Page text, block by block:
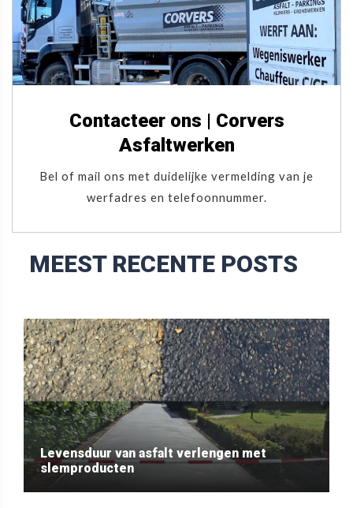
Contacteer ons | Corvers
Asfaltwerken
Bel of mail ons met duidelijke vermelding van je
werfadres en telefoonnummer.
MEEST RECENTE POSTS
Levensduur van asfalt verlengen met
slemproducten